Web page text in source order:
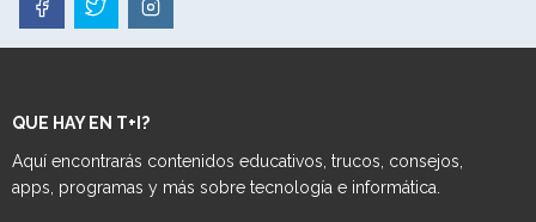
QUE HAY EN T+I?
Aquí encontrarás contenidos educativos, trucos, consejos,
apps, programas y más sobre tecnología e informática.